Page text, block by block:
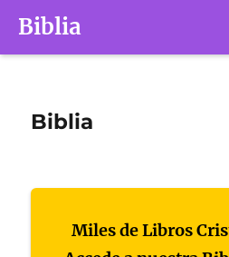
Biblia
Biblia
Miles de Libros